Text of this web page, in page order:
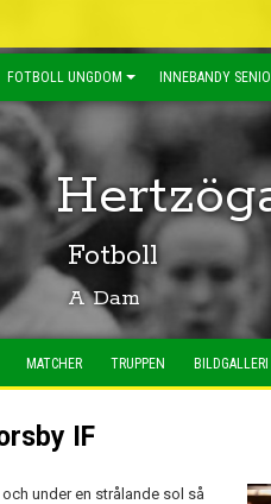
FOTBOLL UNGDOM INNEBANDY
Fotboll
A Dam
MATCHER TRUPPEN BILDGALLERI
IF
under en strålande sol så